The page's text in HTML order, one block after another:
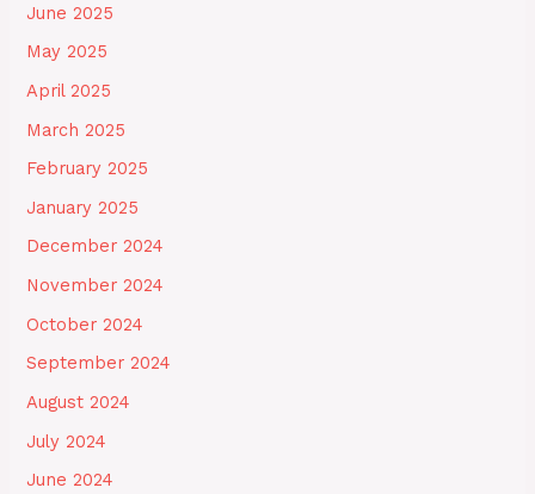
June 2025
May 2025
April 2025
March 2025
February 2025
January 2025
December 2024
November 2024
October 2024
September 2024
August 2024
July 2024
June 2024